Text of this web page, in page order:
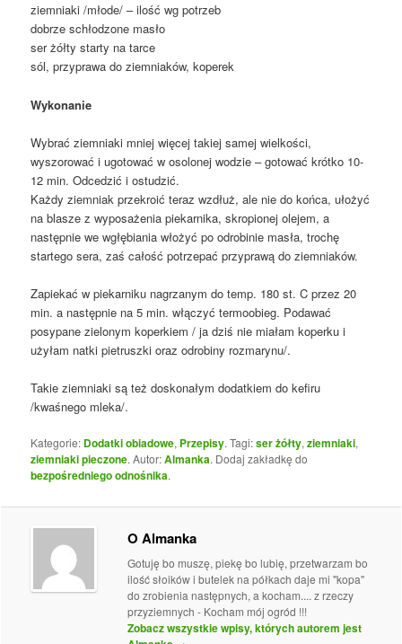
ziemniaki /młode/ – ilość wg potrzeb
dobrze schłodzone masło
ser żółty starty na tarce
sól, przyprawa do ziemniaków, koperek
Wykonanie
Wybrać ziemniaki mniej więcej takiej samej wielkości,
wyszorować i ugotować w osolonej wodzie – gotować krótko 10-
12 min. Odcedzić i ostudzić.
Każdy ziemniak przekroić teraz wzdłuż, ale nie do końca, ułożyć
na blasze z wyposażenia piekarnika, skropionej olejem, a
następnie we wgłębiania włożyć po odrobinie masła, trochę
startego sera, zaś całość potrzepać przyprawą do ziemniaków.
Zapiekać w piekarniku nagrzanym do temp. 180 st. C przez 20
min. a następnie na 5 min. włączyć termoobieg. Podawać
posypane zielonym koperkiem / ja dziś nie miałam koperku i
użyłam natki pietruszki oraz odrobiny rozmarynu/.
Takie ziemniaki są też doskonałym dodatkiem do kefiru
/kwaśnego mleka/.
Kategorie: Dodatki obiadowe, Przepisy. Tagi:ser żółty,ziemniaki,
ziemniaki pieczone. Autor:Almanka. Dodaj zakładkę do
bezpośredniego odnośnika.
O Almanka
Gotuję bo muszę, piekę bo lubię, przetwarzam bo
ilość słoików i butelek na półkach daje mi "kopa"
do zrobienia następnych, a kocham.... z rzeczy
przyziemnych - Kocham mój ogród !!!
Zobacz wszystkie wpisy, których autorem jest